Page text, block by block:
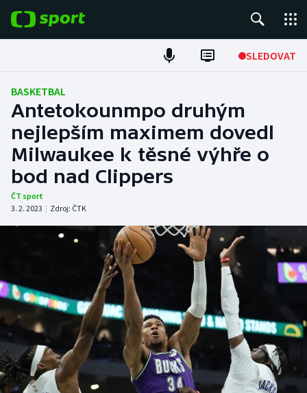
SLEDOVAT
Fotbal
Hokej
Tenis
Atletika
Americký fotbal
Baseball a softbal
Basketbal
Biatlon
NEPŘEHLÉDNĚTE
Soutěže
Historické návraty
Aplikace ČT sport
BASKETBAL
Antetokounmpo druhým
nejlepším maximem dovedl
Milwaukee k těsné výhře o
bod nad Clippers
ČT sport
3. 2. 2023 | Zdroj: ČTK